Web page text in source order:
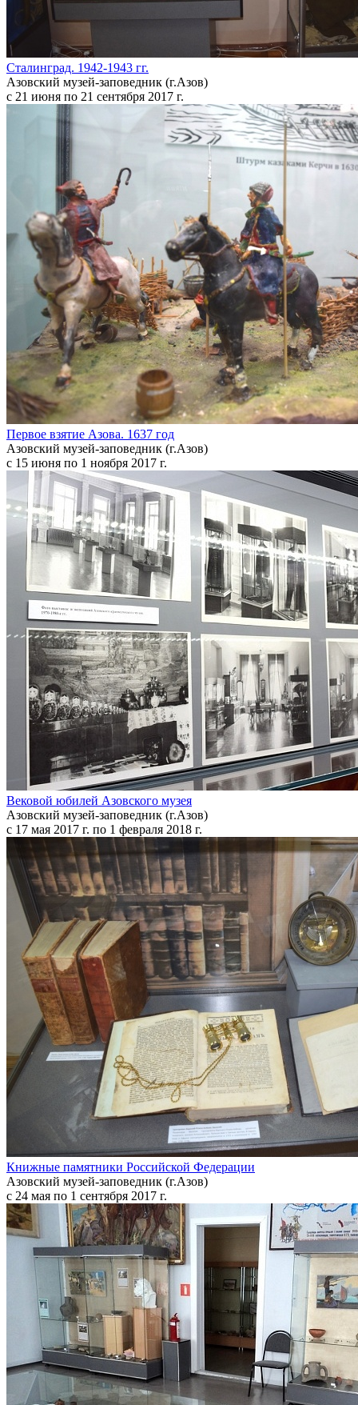
Сталинград. 1942-1943 гг.
Азовский музей-заповедник (г.Азов)
с 21 июня по 21 сентября 2017 г.
Первое взятие Азова. 1637 год
Азовский музей-заповедник (г.Азов)
с 15 июня по 1 ноября 2017 г.
Вековой юбилей Азовского музея
Азовский музей-заповедник (г.Азов)
с 17 мая 2017 г. по 1 февраля 2018 г.
Книжные памятники Российской Федерации
Азовский музей-заповедник (г.Азов)
с 24 мая по 1 сентября 2017 г.